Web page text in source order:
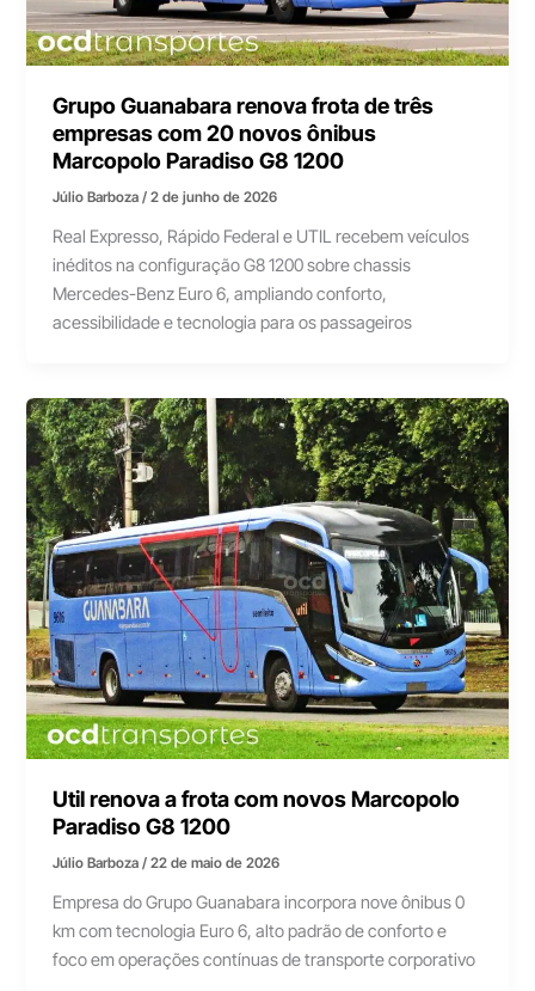
Grupo Guanabara renova frota de três
empresas com 20 novos ônibus
Marcopolo Paradiso G8 1200
Júlio Barboza/2 de junho de 2026
Real Expresso, Rápido Federal e UTIL recebem veículos
inéditos na configuração G8 1200 sobre chassis
Mercedes-Benz Euro 6, ampliando conforto,
acessibilidade e tecnologia para os passageiros
Util renova a frota com novos Marcopolo
Paradiso G8 1200
Júlio Barboza/22 de maio de 2026
Empresa do Grupo Guanabara incorpora nove ônibus 0
km com tecnologia Euro 6, alto padrão de conforto e
foco em operações contínuas de transporte corporativo